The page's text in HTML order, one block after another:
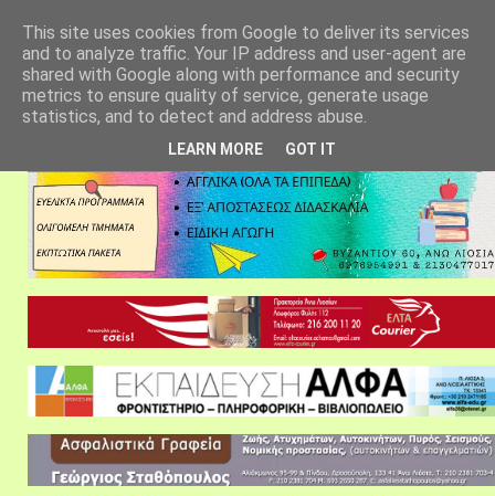
This site uses cookies from Google to deliver its services
and to analyze traffic. Your IP address and user-agent are
shared with Google along with performance and security
metrics to ensure quality of service, generate usage
statistics, and to detect and address abuse.
LEARN MORE GOT IT